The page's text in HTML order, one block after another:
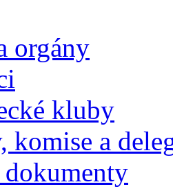
orgány
kluby
komise a
dokumenty